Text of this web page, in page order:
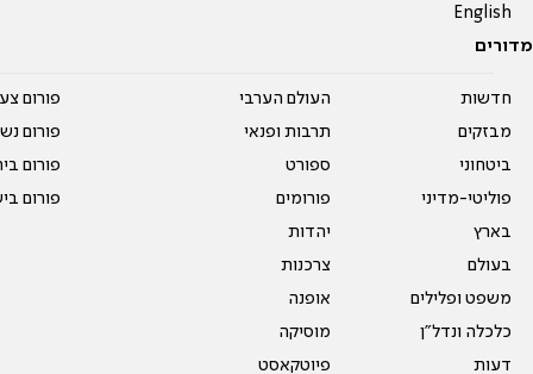
English
מדורים
חדשות
מבזקים
ביטחוני
פוליטי-מדיני
בארץ
בעולם
משפט ופלילים
כלכלה ונדל"ן
דעות
העולם הערבי
תרבות ופנאי
ספורט
פורומים
יהדות
צרכנות
אופנה
מוסיקה
פיוטקאסט
פורום
פורום
פורום
פורום